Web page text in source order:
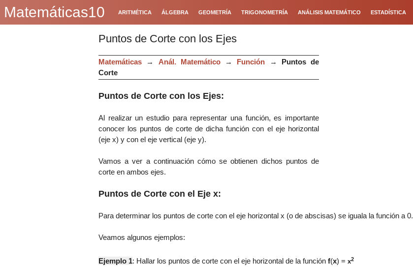
Matemáticas10 ARITMÉTICA ÁLGEBRA GEOMETRÍA TRIGONOMETRÍA ANÁLISIS MATEMÁTICO ESTADÍSTICA
Puntos de Corte con los Ejes
Matemáticas → Anál. Matemático → Función → Puntos de
Corte
Puntos de Corte con los Ejes:
Al realizar un estudio para representar una función, es importante
conocer los puntos de corte de dicha función con el eje horizontal
(eje x) y con el eje vertical (eje y).
Vamos a ver a continuación cómo se obtienen dichos puntos de
corte en ambos ejes.
Puntos de Corte con el Eje x:
Para determinar los puntos de corte con el eje horizontal x (o de abscisas) se iguala la función a 0.
Veamos algunos ejemplos:
Ejemplo 1: Hallar los puntos de corte con el eje horizontal de la función f(x) = x2